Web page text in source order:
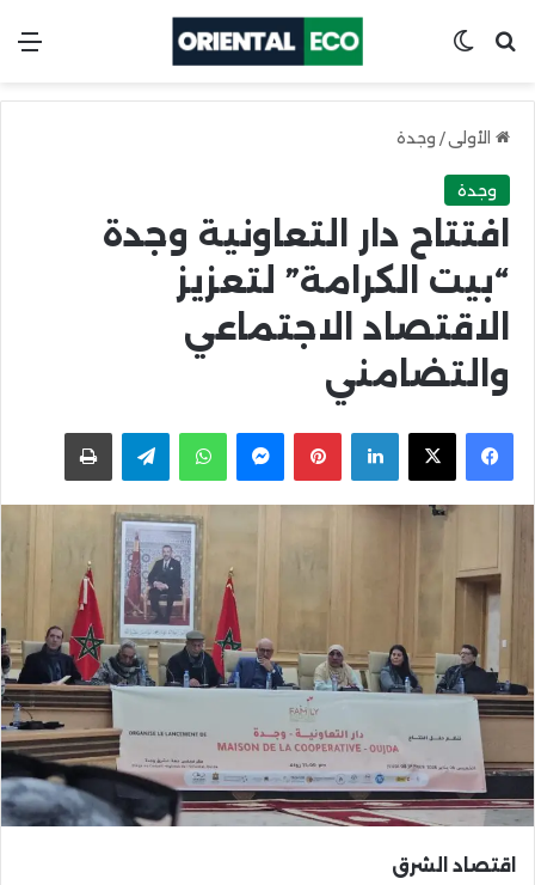
ابحث عنSwitch skin
الأولى / وجدة
وجدة
افتتاح دار التعاونية وجدة
“بيت الكرامة” لتعزيز
الاقتصاد الاجتماعي
والتضامني
Facebook
X
LinkedIn
Pinterest
Messenger
WhatsApp
Telegramاطبعها
اقتصاد الشرق